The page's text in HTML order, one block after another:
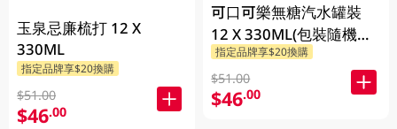
玉泉忌廉梳打 12 X
330ML
指定品牌享$20換購
$51.00
$46.00
可口可樂無糖汽水罐裝
12 X 330ML(包裝隨機發
送)
指定品牌享$20換購
$51.00
$46.00